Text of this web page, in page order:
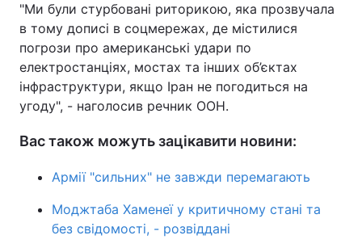
"Ми були стурбовані риторикою, яка прозвучала
в тому дописі в соцмережах, де містилися
погрози про американські удари по
електростанціях, мостах та інших об’єктах
інфраструктури, якщо Іран не погодиться на
угоду", - наголосив речник ООН.
Вас також можуть зацікавити новини:
Армії "сильних" не завжди перемагають
Моджтаба Хаменеї у критичному стані та
без свідомості, - розвіддані